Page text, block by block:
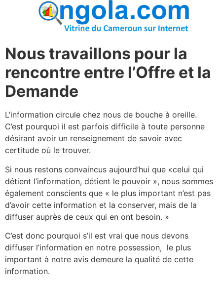
Nous travaillons pour la
rencontre entre l’Offre et la
Demande
L’information circule chez nous de bouche à oreille.
C’est pourquoi il est parfois difficile à toute personne
désirant avoir un renseignement de savoir avec
certitude où le trouver.
Si nous restons convaincus aujourd’hui que «celui qui
détient l’information, détient le pouvoir », nous sommes
également conscients que « le plus important n’est pas
d’avoir cette information et la conserver, mais de la
diffuser auprès de ceux qui en ont besoin. »
C’est donc pourquoi s’il est vrai que nous devons
diffuser l’information en notre possession, le plus
important à notre avis demeure la qualité de cette
information.